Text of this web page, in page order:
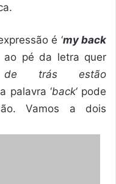
é ‘my back
ao pé da letra quer
de trás estão
palavra ‘back‘ pode
Vamos a dois